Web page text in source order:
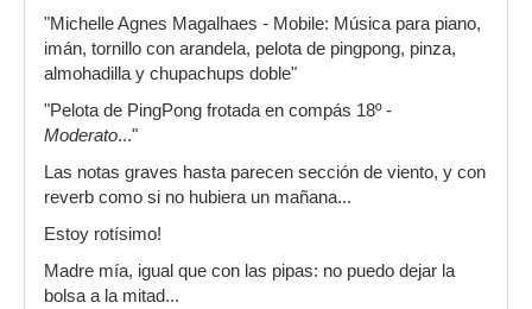
"Michelle Agnes Magalhaes - Mobile: Música para piano,
imán, tornillo con arandela, pelota de pingpong, pinza,
almohadilla y chupachups doble"
"Pelota de PingPong frotada en compás 18º -
Moderato..."
Las notas graves hasta parecen sección de viento, y con
reverb como si no hubiera un mañana...
Estoy rotísimo!
Madre mía, igual que con las pipas: no puedo dejar la
bolsa a la mitad...